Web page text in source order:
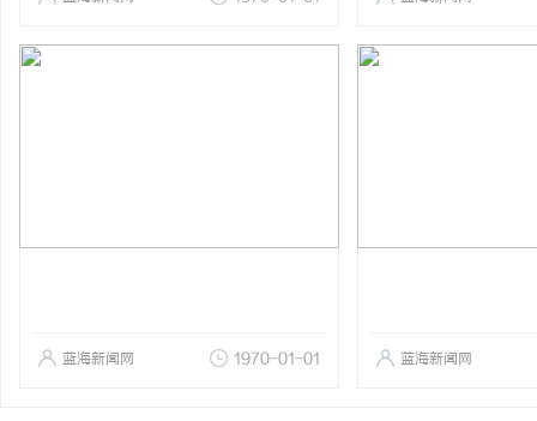
蓝海新闻网 1970-01-01 蓝海新闻网